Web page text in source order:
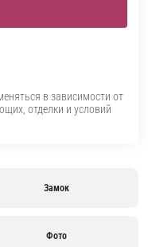
в зависимости от
отделки и условий
Замок
Фото